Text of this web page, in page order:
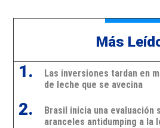
Más
1.
2.
Las inversiones tardan en
de leche que se avecina
Brasil inicia una evaluación
aranceles antidumping a la